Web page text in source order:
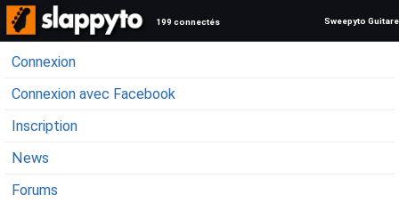
199 connectés Sweepyto Guitare
Connexion
Connexion avec Facebook
Inscription
News
Forums